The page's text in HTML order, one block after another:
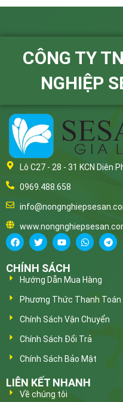
CÔNG TY
NGHIỆP
Lô C27 - 28 - 31 KCN Diên
0969.488.658
CHÍNH SÁCH
Hướng Dẫn Mua Hàng
Phương Thức Thanh Toán
Chính Sách Vận Chuyển
Chính Sách Đổi Trả
Chính Sách Bảo Mật
LIÊN KẾT NHANH
Về chúng tôi